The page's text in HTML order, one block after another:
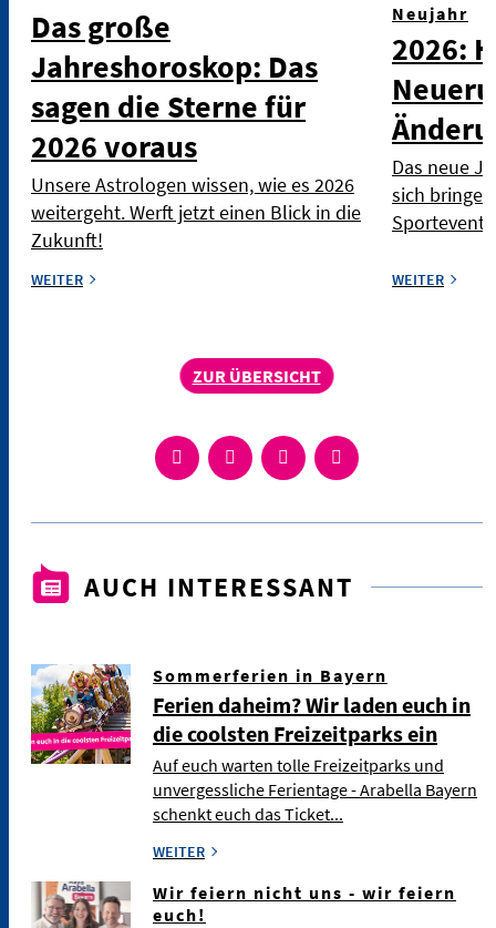
Das große
Jahreshoroskop: Das
sagen die Sterne für
2026 voraus
Unsere Astrologen wissen, wie es 2026
weitergeht. Werft jetzt einen Blick in die
Zukunft!
WEITER
Neujahr
2026:
Das neue
sich
WEITER
ZUR ÜBERSICHT
AUCH INTERESSANT
Sommerferien in Bayern
Ferien daheim? Wir laden euch in
die coolsten Freizeitparks ein
Auf euch warten tolle Freizeitparks und
unvergessliche Ferientage - Arabella Bayern
schenkt euch das Ticket...
WEITER
Wir feiern nicht uns - wir feiern
euch!